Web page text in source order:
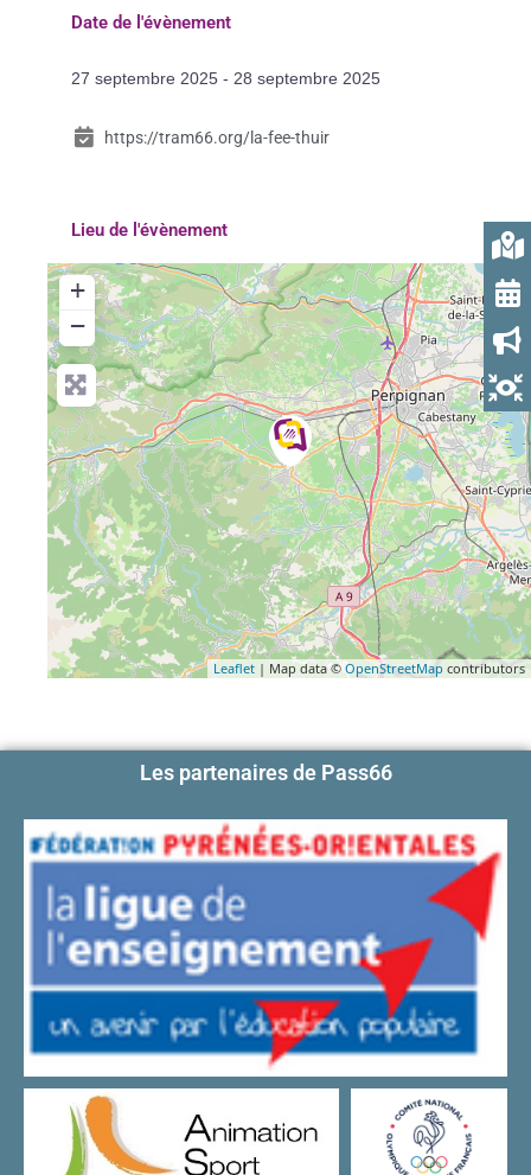
Date de l'évènement
27 septembre 2025 - 28 septembre 2025
https://tram66.org/la-fee-thuir
Lieu de l'évènement
+
−
Leaflet | Map data © OpenStreetMap contributors
Les partenaires de Pass66